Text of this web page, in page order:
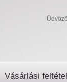
Vásárlási